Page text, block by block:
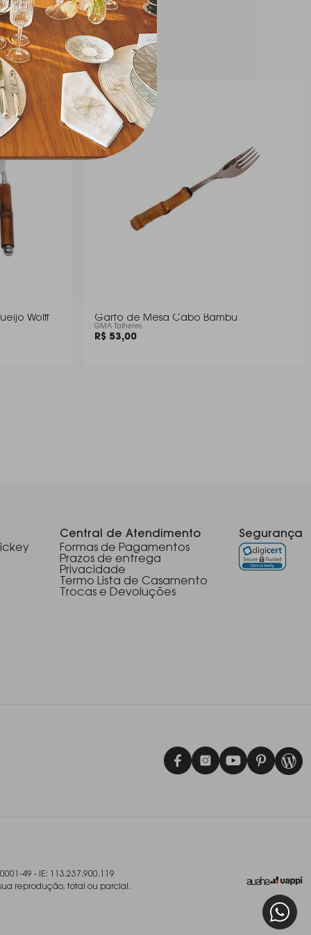
cuidadosamente selecionadas, atende
perfeitamente às necessidades de
servir entradas, pratos principais,
sobremesas e café, proporcionando
versatilidade e completude para
composições formais ou descontraídas.
Mais do que um conjunto de talheres, o
Faqueiro St James Florence é uma
expressão de elegância atemporal,
ideal para compor mesas memoráveis e
enriquecer momentos de convivência
Wolff
Garfo de Mesa Cabo Bambu
GMA Talheres
R$ 53,00
Central de Atendimento
Formas de Pagamentos
Prazos de entrega
Privacidade
Termo Lista de Casamento
Trocas e Devoluções
Segurança
49 - IE: 113.237.900.119
reprodução, total ou parcial.